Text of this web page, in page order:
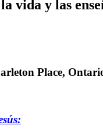
vida y las
Place,